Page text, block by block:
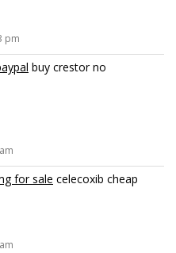
pm
buy crestor no
for sale celecoxib cheap